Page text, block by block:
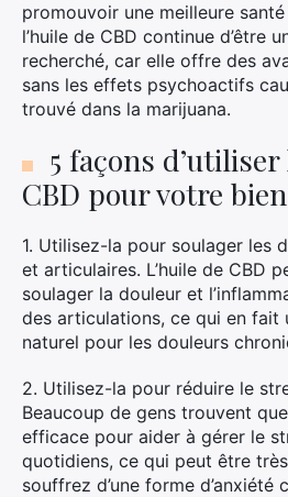
promouvoir une meilleure
l’huile de CBD continue d’être
recherché, car elle offre des
sans les effets psychoactifs
trouvé dans la marijuana.
5 façons d’utiliser
CBD pour votre
1. Utilisez-la pour soulager les
et articulaires. L’huile de CBD
soulager la douleur et
des articulations, ce qui en fait
naturel pour les douleurs
2. Utilisez-la pour réduire le
Beaucoup de gens trouvent
efficace pour aider à gérer le
quotidiens, ce qui peut être
souffrez d’une forme d’anxiété